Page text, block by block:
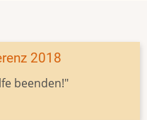
2018
beenden!"